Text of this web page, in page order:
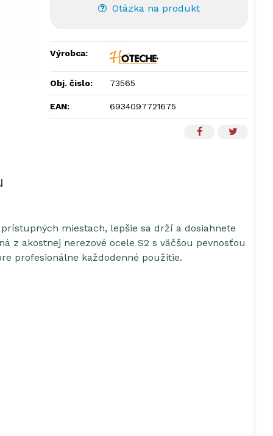
Otázka na produkt
Výrobca:
Obj. čislo: 73565
EAN: 6934097721675
miestach, lepšie sa drží a dosiahnete
z akostnej nerezové ocele S2 s väčšou pevnosťou
profesionálne každodenné použitie.